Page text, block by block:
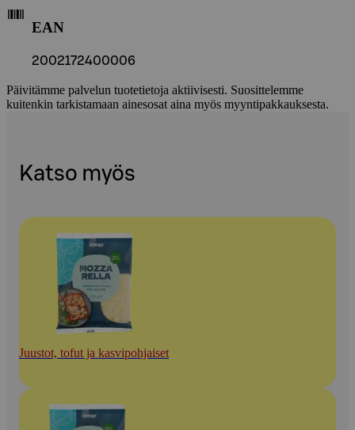
EAN
2002172400006
Päivitämme palvelun tuotetietoja aktiivisesti. Suosittelemme
kuitenkin tarkistamaan ainesosat aina myös myyntipakkauksesta.
Katso myös
Juustot, tofut ja kasvipohjaiset